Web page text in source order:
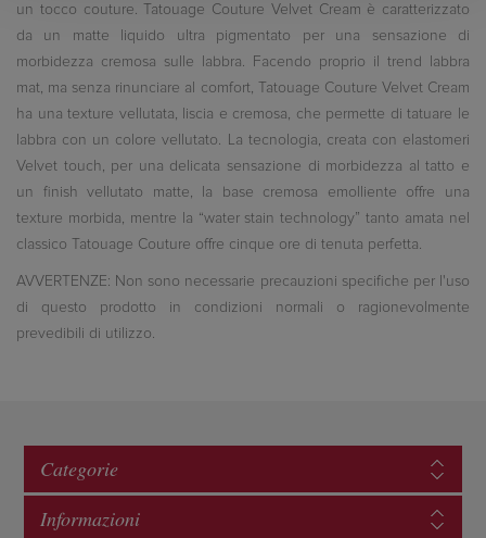
un tocco couture. Tatouage Couture Velvet Cream è caratterizzato
da un matte liquido ultra pigmentato per una sensazione di
morbidezza cremosa sulle labbra. Facendo proprio il trend labbra
mat, ma senza rinunciare al comfort, Tatouage Couture Velvet Cream
ha una texture vellutata, liscia e cremosa, che permette di tatuare le
labbra con un colore vellutato. La tecnologia, creata con elastomeri
Velvet touch, per una delicata sensazione di morbidezza al tatto e
un finish vellutato matte, la base cremosa emolliente offre una
texture morbida, mentre la “water stain technology” tanto amata nel
classico Tatouage Couture offre cinque ore di tenuta perfetta.
AVVERTENZE: Non sono necessarie precauzioni specifiche per l'uso
di questo prodotto in condizioni normali o ragionevolmente
prevedibili di utilizzo.
Categorie
Informazioni